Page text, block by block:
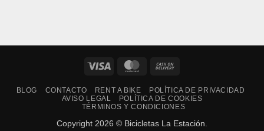
Visa MasterCard
Delivery
BLOG CONTACTO RENT A BIKE
POLÍTICA DE PRIVACIDAD
AVISO LEGAL
POLÍTICA DE COOKIES
TÉRMINOS Y CONDICIONES
Copyright 2026 © Bicicletas La Estación.